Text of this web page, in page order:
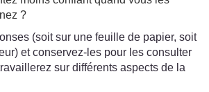
?
(soit sur une feuille de papier, soit
et conservez-les pour les consulter
sur différents aspects de la